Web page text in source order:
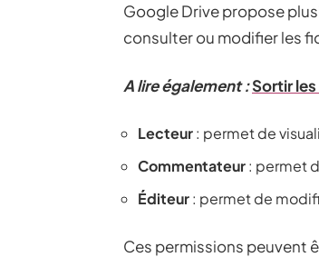
Google Drive propose
consulter ou modifier les
A lire également :Sortir
Lecteur: permet de
Commentateur: permet
Éditeur: permet de
Ces permissions peuvent